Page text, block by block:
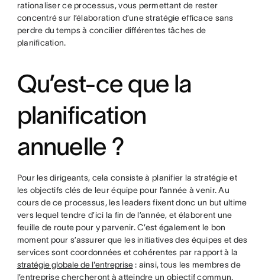
rationaliser ce processus, vous permettant de rester
concentré sur l’élaboration d’une stratégie efficace sans
perdre du temps à concilier différentes tâches de
planification.
Qu’est-ce que la
planification
annuelle ?
Pour les dirigeants, cela consiste à planifier la stratégie et
les objectifs clés de leur équipe pour l’année à venir. Au
cours de ce processus, les leaders fixent donc un but ultime
vers lequel tendre d’ici la fin de l’année, et élaborent une
feuille de route pour y parvenir. C’est également le bon
moment pour s’assurer que les initiatives des équipes et des
services sont coordonnées et cohérentes par rapport à la
stratégie globale de l'entreprise: ainsi, tous les membres de
l’entreprise chercheront à atteindre un objectif commun.